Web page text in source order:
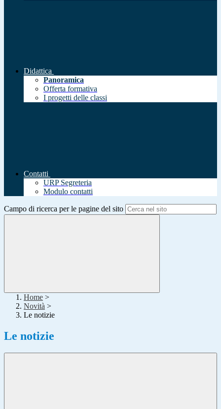
Didattica
Panoramica
Offerta formativa
I progetti delle classi
Contatti
URP Segreteria
Modulo contatti
Campo di ricerca per le pagine del sito
Home >
Novità >
Le notizie
Le notizie